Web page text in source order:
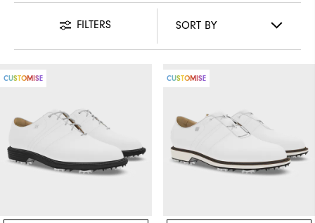
FILTERS
CUSTOMISE CUSTOMISE